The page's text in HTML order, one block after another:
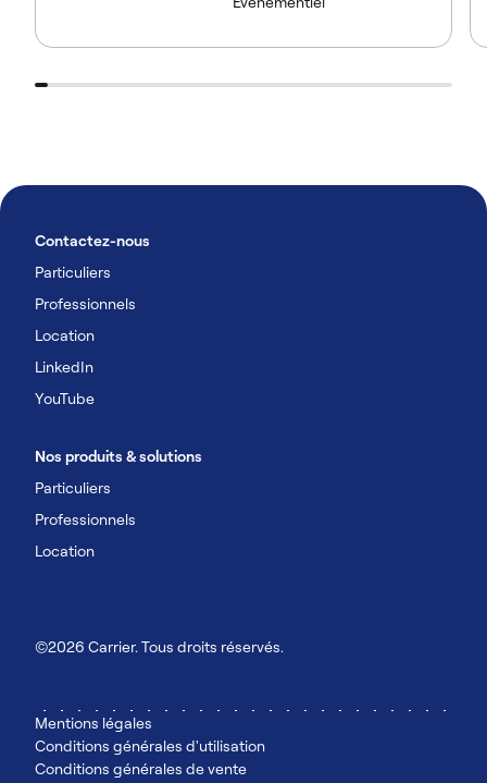
Contactez-nous
Particuliers
Professionnels
Location
LinkedIn
YouTube
Nos produits & solutions
Particuliers
Professionnels
Location
©2026 Carrier. Tous droits réservés.
Mentions légales
Conditions générales d'utilisation
Conditions générales de vente